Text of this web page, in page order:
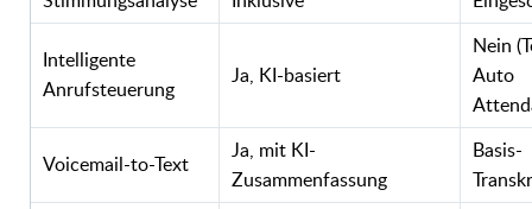
Intelligente
Anrufsteuerung
Ja, KI-basiert
Nein
Auto
Voicemail-to-Text
Ja, mit KI-
Zusammenfassung
Basis-